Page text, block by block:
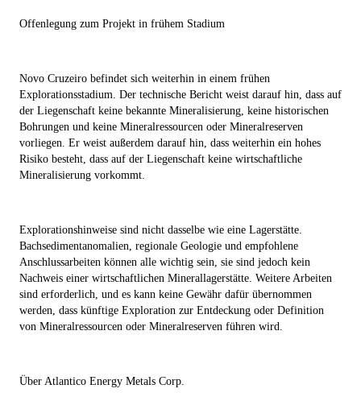
Offenlegung zum Projekt in frühem Stadium
Novo Cruzeiro befindet sich weiterhin in einem frühen
Explorationsstadium. Der technische Bericht weist darauf hin, dass auf
der Liegenschaft keine bekannte Mineralisierung, keine historischen
Bohrungen und keine Mineralressourcen oder Mineralreserven
vorliegen. Er weist außerdem darauf hin, dass weiterhin ein hohes
Risiko besteht, dass auf der Liegenschaft keine wirtschaftliche
Mineralisierung vorkommt.
Explorationshinweise sind nicht dasselbe wie eine Lagerstätte.
Bachsedimentanomalien, regionale Geologie und empfohlene
Anschlussarbeiten können alle wichtig sein, sie sind jedoch kein
Nachweis einer wirtschaftlichen Minerallagerstätte. Weitere Arbeiten
sind erforderlich, und es kann keine Gewähr dafür übernommen
werden, dass künftige Exploration zur Entdeckung oder Definition
von Mineralressourcen oder Mineralreserven führen wird.
Über Atlantico Energy Metals Corp.